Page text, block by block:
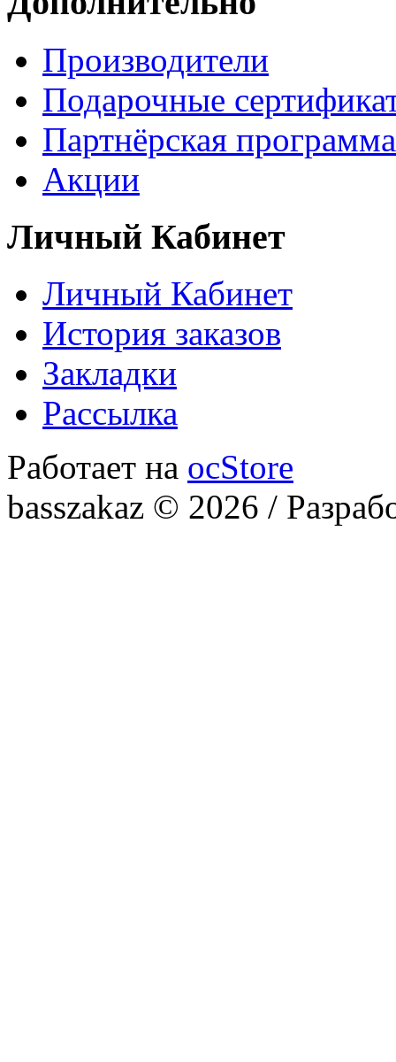
Производители
Подарочные
Партнёрская программа
Акции
Личный Кабинет
Личный Кабинет
История заказов
Закладки
Рассылка
Работает на ocStore
basszakaz © 2026 /